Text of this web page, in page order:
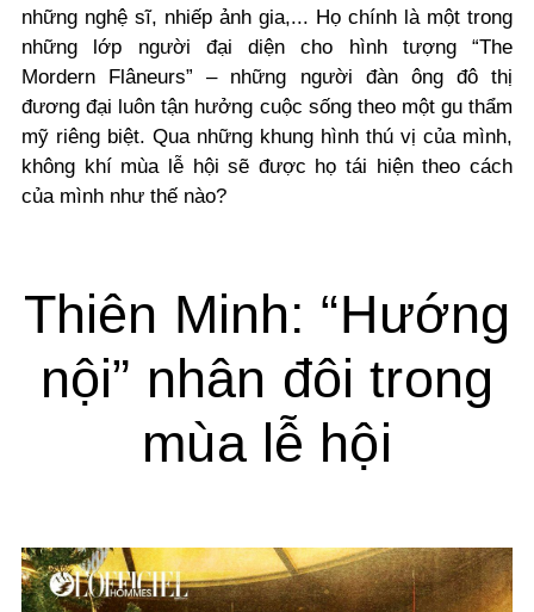
những nghệ sĩ, nhiếp ảnh gia,... Họ chính là một trong
những lớp người đại diện cho hình tượng “The
Mordern Flâneurs” – những người đàn ông đô thị
đương đại luôn tận hưởng cuộc sống theo một gu thẩm
mỹ riêng biệt. Qua những khung hình thú vị của mình,
không khí mùa lễ hội sẽ được họ tái hiện theo cách
của mình như thế nào?
Thiên Minh: “Hướng
nội” nhân đôi trong
mùa lễ hội